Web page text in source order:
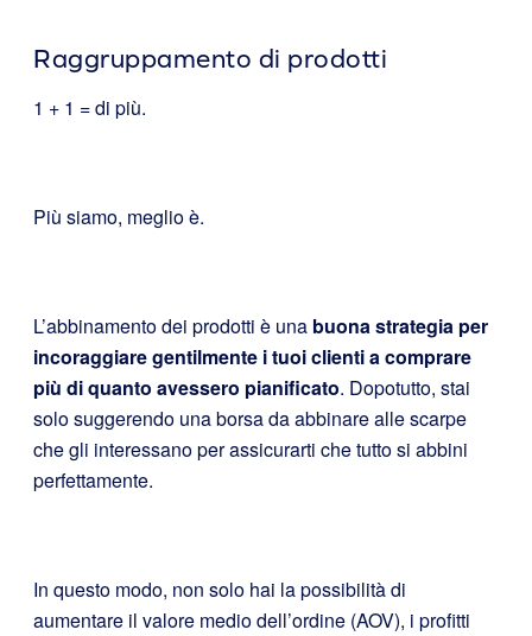
Raggruppamento di prodotti
1 + 1 = di più.
Più siamo, meglio è.
L’abbinamento dei prodotti è una buona strategia per
incoraggiare gentilmente i tuoi clienti a comprare
più di quanto avessero pianificato. Dopotutto, stai
solo suggerendo una borsa da abbinare alle scarpe
che gli interessano per assicurarti che tutto si abbini
perfettamente.
In questo modo, non solo hai la possibilità di
aumentare il valore medio dell’ordine (AOV), i profitti